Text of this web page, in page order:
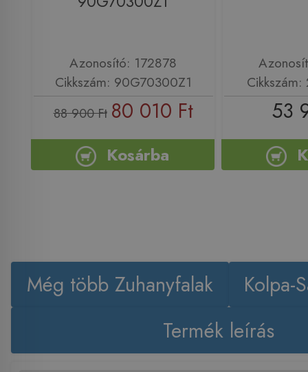
Azonosító: 172878
Cikkszám: 90G70300Z1
88 900 Ft 80 010 Ft
Kosárba
53
Még több Zuhanyfalak
Kolpa-
Termék leírás